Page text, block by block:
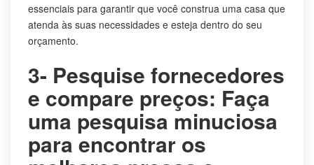
essenciais para garantir que você construa uma casa que
atenda às suas necessidades e esteja dentro do seu
orçamento.
3- Pesquise fornecedores
e compare preços: Faça
uma pesquisa minuciosa
para encontrar os